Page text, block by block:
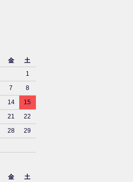
金
土
1
7
8
14
15
21
22
28
29
金
土